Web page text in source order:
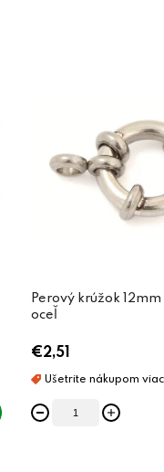
Perový krúžok
oceľ
€2,51